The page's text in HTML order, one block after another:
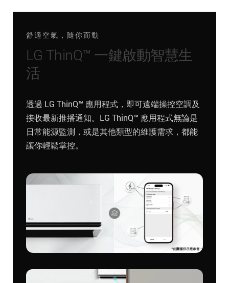
舒適空氣，隨你而動
LG ThinQ™ 一鍵啟動智慧生
活
透過 LG ThinQ™ 應用程式，即可遠端操控空調及
接收最新推播通知。LG ThinQ™ 應用程式無論是
日常能源監測，或是其他類型的維護需求，都能
讓你輕鬆掌控。